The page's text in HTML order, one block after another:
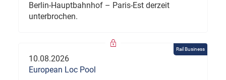
Berlin-Hauptbahnhof – Paris-Est derzeit
unterbrochen.
Rail Business
10.08.2026
European Loc Pool